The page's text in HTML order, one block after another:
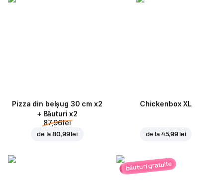
Pizza din belșug 30 cm x2
+ Băuturi x2
87,96 lei
de la80,99 lei
Chickenbox XL
de la 45,99 lei
băuturi gratuite